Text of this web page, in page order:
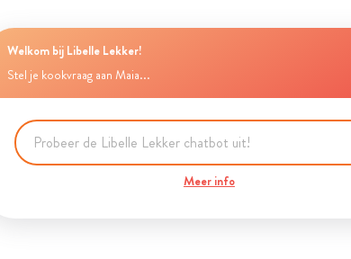
Welkom bij Libelle Lekker!
Stel je kookvraag aan Maia...
Meer info